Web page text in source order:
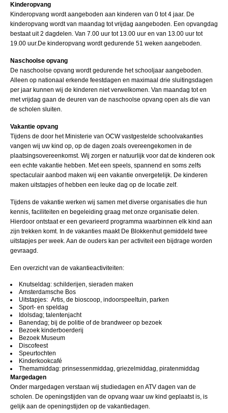
Kinderopvang
Kinderopvang wordt aangeboden aan kinderen van 0 tot 4 jaar. De
kinderopvang wordt van maandag tot vrijdag aangeboden. Een opvangdag
bestaat uit 2 dagdelen. Van 7.00 uur tot 13.00 uur en van 13.00 uur tot
19.00 uur.De kinderopvang wordt gedurende 51 weken aangeboden.
Naschoolse opvang
De naschoolse opvang wordt gedurende het schooljaar aangeboden.
Alleen op nationaal erkende feestdagen en maximaal drie sluitingsdagen
per jaar kunnen wij de kinderen niet verwelkomen. Van maandag tot en
met vrijdag gaan de deuren van de naschoolse opvang open als die van
de scholen sluiten.
Vakantie opvang
Tijdens de door het Ministerie van OCW vastgestelde schoolvakanties
vangen wij uw kind op, op de dagen zoals overeengekomen in de
plaatsingsovereenkomst. Wij zorgen er natuurlijk voor dat de kinderen ook
een echte vakantie hebben. Met een speels, spannend en soms zelfs
spectaculair aanbod maken wij een vakantie onvergetelijk. De kinderen
maken uitstapjes of hebben een leuke dag op de locatie zelf.
Tijdens de vakantie werken wij samen met diverse organisaties die hun
kennis, faciliteiten en begeleiding graag met onze organisatie delen.
Hierdoor ontstaat er een gevarieerd programma waarbinnen elk kind aan
zijn trekken komt. In de vakanties maakt De Blokkenhut gemiddeld twee
uitstapjes per week. Aan de ouders kan per activiteit een bijdrage worden
gevraagd.
Een overzicht van de vakantieactiviteiten:
Knutseldag: schilderijen, sieraden maken
Amsterdamsche Bos
Uitstapjes: Artis, de bioscoop, indoorspeeltuin, parken
Sport- en speldag
Idolsdag; talentenjacht
Banendag; bij de politie of de brandweer op bezoek
Bezoek kinderboerderij
Bezoek Museum
Discofeest
Speurtochten
Kinderkookcafé
Themamiddag: prinsessenmiddag, griezelmiddag, piratenmiddag
Margedagen
Onder margedagen verstaan wij studiedagen en ATV dagen van de
scholen. De openingstijden van de opvang waar uw kind geplaatst is, is
gelijk aan de openingstijden op de vakantiedagen.